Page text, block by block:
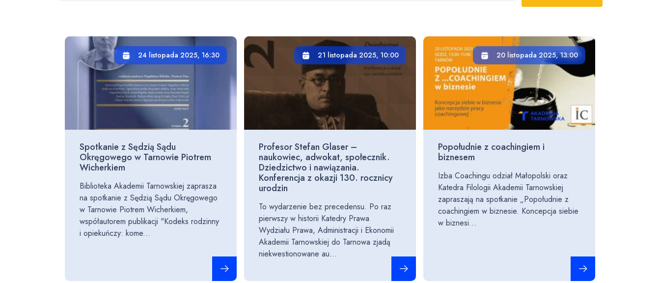
24 listopada 2025, 16:30
Spotkanie z Sędzią Sądu
Okręgowego w Tarnowie Piotrem
Wicherkiem
Biblioteka Akademii Tarnowskiej zaprasza
na spotkanie z Sędzią Sądu Okręgowego
w Tarnowie Piotrem Wicherkiem,
współautorem publikacji "Kodeks rodzinny
i opiekuńczy: kome...
21 listopada 2025, 10:00
Profesor Stefan Glaser –
naukowiec, adwokat, społecznik.
Dziedzictwo i nawiązania.
Konferencja z okazji 130. rocznicy
urodzin
To wydarzenie bez precedensu. Po raz
pierwszy w historii Katedry Prawa
Wydziału Prawa, Administracji i Ekonomii
Akademii Tarnowskiej do Tarnowa zjadą
niekwestionowane au...
20 listopada 2025, 13:00
Popołudnie z coachingiem i
biznesem
Izba Coachingu odział Małopolski oraz
Katedra Filologii Akademii Tarnowskiej
zapraszają na spotkanie „Popołudnie z
coachingiem w biznesie. Koncepcja siebie
w biznesi...